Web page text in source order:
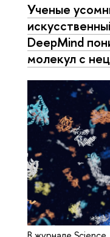
Ученые
DeepMind
молекул с